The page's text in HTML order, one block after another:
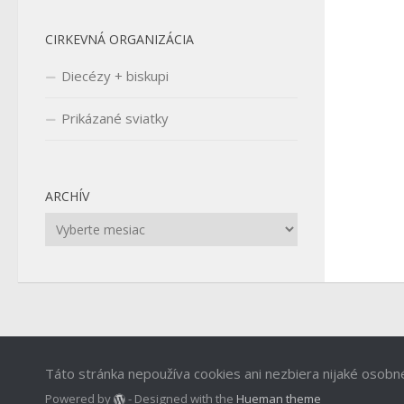
CIRKEVNÁ ORGANIZÁCIA
Diecézy + biskupi
Prikázané sviatky
ARCHÍV
Archív
Táto stránka nepoužíva cookies ani nezbiera nijaké
Powered by - Designed with the Hueman theme